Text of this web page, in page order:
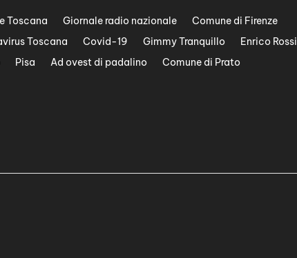
Toscana Giornale radio nazionale
Comune di Firenze
Toscana Covid-19 Gimmy Tranquillo
Enrico Rossi
Pisa Ad ovest di padalino
Comune di Prato